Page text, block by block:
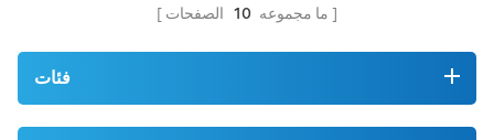
ما مجموعه 10 الصفحات
فئات